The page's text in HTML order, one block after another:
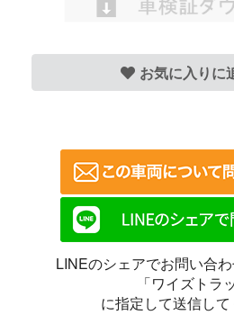
お気に入りに
LINEのシェアでお問い合
「ワイズトラ
に指定して送信して